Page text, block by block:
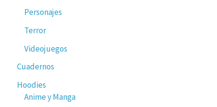
Personajes
Terror
Videojuegos
Cuadernos
Hoodies
Anime y Manga